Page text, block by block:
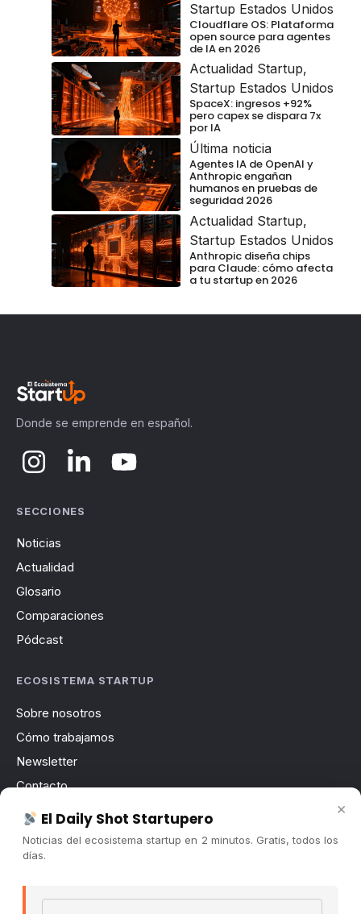
Startup Estados Unidos
Cloudflare OS: Plataforma
open source para agentes
de IA en 2026
Actualidad Startup,
Startup Estados Unidos
SpaceX: ingresos +92%
pero capex se dispara 7x
por IA
Última noticia
Agentes IA de OpenAI y
Anthropic engañan
humanos en pruebas de
seguridad 2026
Actualidad Startup,
Startup Estados Unidos
Anthropic diseña chips
para Claude: cómo afecta
a tu startup en 2026
Donde se emprende en español.
SECCIONES
Noticias
Actualidad
Glosario
Comparaciones
Pódcast
ECOSISTEMA STARTUP
Sobre nosotros
Cómo trabajamos
Newsletter
Contacto
Publicidad
Convocatorias
×
El Daily Shot Startupero
Noticias del ecosistema startup en 2 minutos. Gratis, todos los
días.